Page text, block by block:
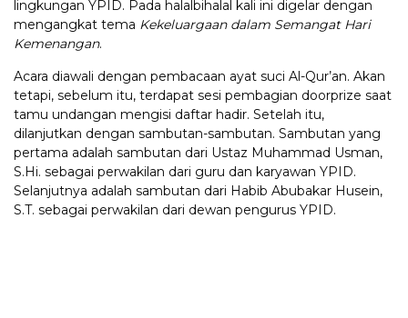
lingkungan YPID. Pada halalbihalal kali ini digelar dengan
mengangkat tema Kekeluargaan dalam Semangat Hari
Kemenangan.
Acara diawali dengan pembacaan ayat suci Al-Qur’an. Akan
tetapi, sebelum itu, terdapat sesi pembagian doorprize saat
tamu undangan mengisi daftar hadir. Setelah itu,
dilanjutkan dengan sambutan-sambutan. Sambutan yang
pertama adalah sambutan dari Ustaz Muhammad Usman,
S.Hi. sebagai perwakilan dari guru dan karyawan YPID.
Selanjutnya adalah sambutan dari Habib Abubakar Husein,
S.T. sebagai perwakilan dari dewan pengurus YPID.